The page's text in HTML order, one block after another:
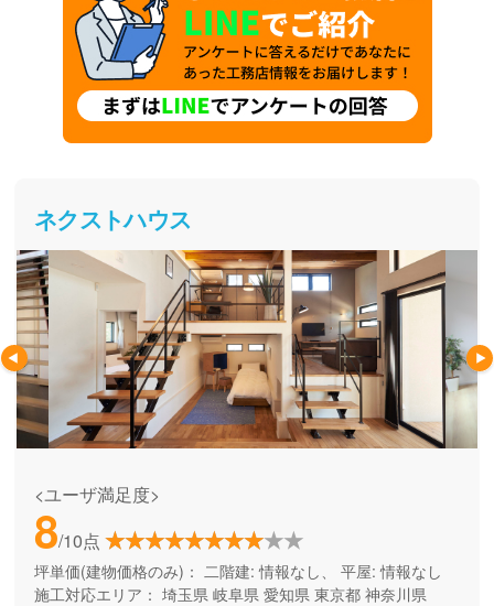
ネクストハウス
<ユーザ満足度>
8/10点
坪単価(建物価格のみ)： 二階建: 情報なし、 平屋: 情報なし
施工対応エリア： 埼玉県 岐阜県 愛知県 東京都 神奈川県